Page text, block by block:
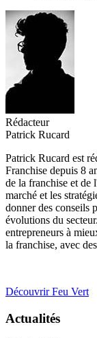
Rédacteur
Patrick Rucard
Patrick Rucard est
Franchise depuis 8
de la franchise et de
marché et les
donner des conseils
évolutions du
entrepreneurs à
la franchise, avec
Découvrir Feu Vert
Actualités